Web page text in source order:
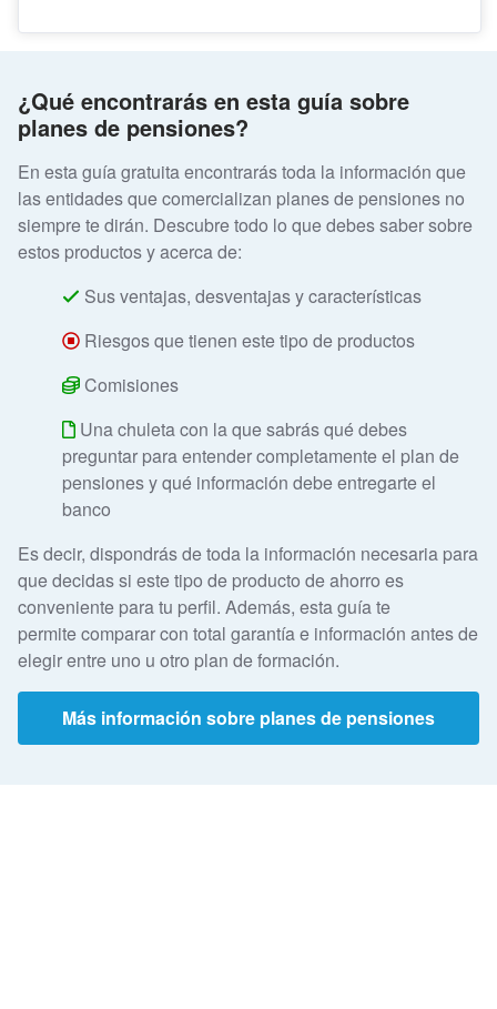
¿Qué encontrarás en esta guía sobre
planes de pensiones?
En esta guía gratuita encontrarás toda la información que
las entidades que comercializan planes de pensiones no
siempre te dirán. Descubre todo lo que debes saber sobre
estos productos y acerca de:
Sus ventajas, desventajas y características
Riesgos que tienen este tipo de productos
Comisiones
Una chuleta con la que sabrás qué debes
preguntar para entender completamente el plan de
pensiones y qué información debe entregarte el
banco
Es decir, dispondrás de toda la información necesaria para
que decidas si este tipo de producto de ahorro es
conveniente para tu perfil. Además, esta guía te
permite comparar con total garantía e información antes de
elegir entre uno u otro plan de formación.
Más información sobre planes de pensiones